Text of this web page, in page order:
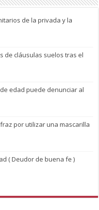
de la privada y la
de cláusulas suelos tras el
edad puede denunciar al
por utilizar una mascarilla
( Deudor de buena fe )